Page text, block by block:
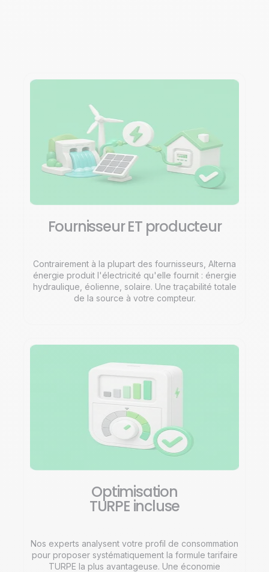
Fournisseur ET producteur
Contrairement à la plupart des fournisseurs, Alterna
énergie produit l'électricité qu'elle fournit : énergie
hydraulique, éolienne, solaire. Une traçabilité totale
de la source à votre compteur.
Optimisation
TURPE incluse
Nos experts analysent votre profil de consommation
pour proposer systématiquement la formule tarifaire
TURPE la plus avantageuse. Une économie